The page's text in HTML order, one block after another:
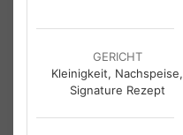
GERICHT
Kleinigkeit, Nachspeise,
Signature Rezept